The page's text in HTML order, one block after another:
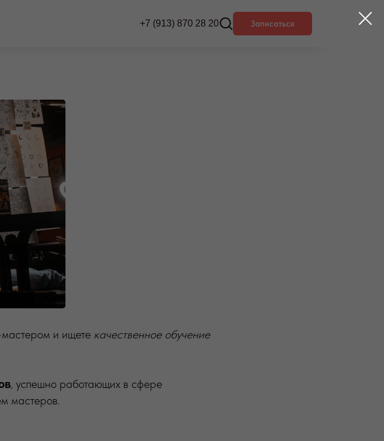
+7 (913) 870 28 20 Записаться
мастером и ищете качественное обучение
, успешно работающих в сфере
мастеров.